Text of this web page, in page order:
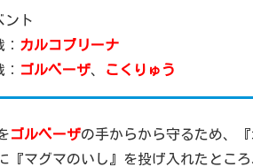
ント
カルコブリーナ
ゴルベーザ、 こくりゅう
ゴルベーザの手からから守るため、『
『マグマのいし』を投げ入れたとこ